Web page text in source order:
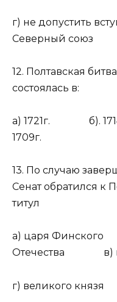
г) не допустить
Северный союз
12. Полтавская
состоялась в:
а) 1721г. б).
1709г.
13. По случаю
Сенат обратился к
титул
а) царя Финского
Отечества в)
г) великого князя